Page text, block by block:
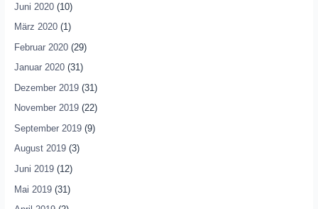
Juni 2020(10)
März 2020(1)
Februar 2020(29)
Januar 2020(31)
Dezember 2019(31)
November 2019(22)
September 2019(9)
August 2019(3)
Juni 2019(12)
Mai 2019(31)